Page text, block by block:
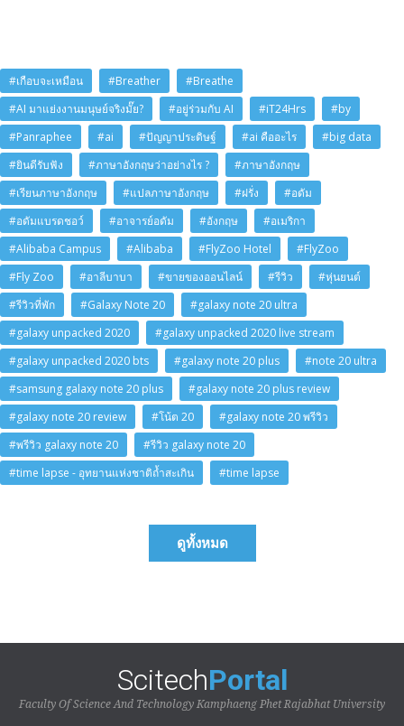
#เกือบจะเหมือน #Breather
#Breathe
#AI มาแย่งงานมนุษย์จริงมั๊ย?
#อยู่ร่วมกับ AI #iT24Hrs
#by
#Panraphee
#ai #ปัญญาประดิษฐ์ #ai คืออะไร
#big data
#ยินดีรับฟัง
#ภาษาอังกฤษว่าอย่างไร ?
#ภาษาอังกฤษ
#เรียนภาษาอังกฤษ
#แปลภาษาอังกฤษ #ฝรั่ง
#อดัม
#อดัมแบรดชอว์
#อาจารย์อดัม #อังกฤษ
#อเมริกา
#Alibaba Campus
#Alibaba #FlyZoo Hotel
#FlyZoo
#Fly Zoo
#อาลีบาบา #ขายของออนไลน์ #รีวิว
#หุ่นยนต์
#รีวิวที่พัก
#Galaxy Note 20
#galaxy note 20 ultra
#galaxy unpacked 2020
#galaxy unpacked 2020 live stream
#galaxy unpacked 2020 bts
#galaxy note 20 plus
#note 20 ultra
#samsung galaxy note 20 plus
#galaxy note 20 plus review
#galaxy note 20 review
#โน้ต 20
#galaxy note 20 พรีวิว
#พรีวิว galaxy note 20
#รีวิว galaxy note 20
#time lapse - อุทยานแห่งชาติถ้ำสะเกิน
#time lapse
ดูทั้งหมด
ScitechPortal
Faculty Of Science And Technology Kamphaeng Phet Rajabhat University